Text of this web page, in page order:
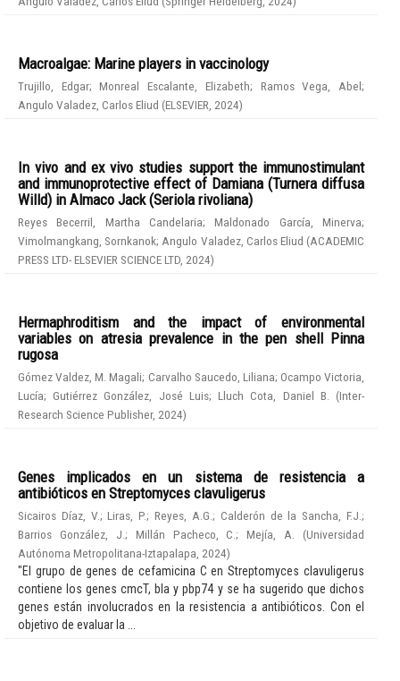
Macroalgae: Marine players in vaccinology
Trujillo, Edgar;Monreal Escalante, Elizabeth; Ramos Vega, Abel;
Angulo Valadez, Carlos Eliud (ELSEVIER 2024)
In vivo and ex vivo studies support the immunostimulant
and immunoprotective effect of Damiana (Turnera diffusa
Willd) in Almaco Jack (Seriola rivoliana)
Reyes Becerril, Martha Candelaria;Maldonado García, Minerva;
Vimolmangkang, Sornkanok; Angulo Valadez, Carlos Eliud (ACADEMIC
PRESS LTD- ELSEVIER SCIENCE LTD 2024)
Hermaphroditism and the impact of environmental
variables on atresia prevalence in the pen shell Pinna
rugosa
Gómez Valdez, M. Magali; Carvalho Saucedo, Liliana; Ocampo Victoria,
Lucía;Gutiérrez González, José Luis;Lluch Cota, Daniel B. (Inter-
Research Science Publisher, 2024)
Genes implicados en un sistema de resistencia a
antibióticos en Streptomyces clavuligerus
Sicairos Díaz, V.;Liras, P.;Reyes, A.G. ; Calderón de la Sancha, F.J.;
Barrios González, J. ; Millán Pacheco, C.;Mejía, A. (Universidad
Autónoma Metropolitana-Iztapalapa 2024)
"El grupo de genes de cefamicina C en Streptomyces clavuligerus
contiene los genes cmcT, bla y pbp74 y se ha sugerido que dichos
genes están involucrados en la resistencia a antibióticos. Con el
objetivo de evaluar la ...